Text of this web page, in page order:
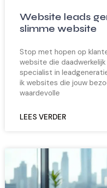
Website leads
slimme website
Stop met hopen op
website die
specialist in
ik websites die jouw
waardevolle
LEES VERDER